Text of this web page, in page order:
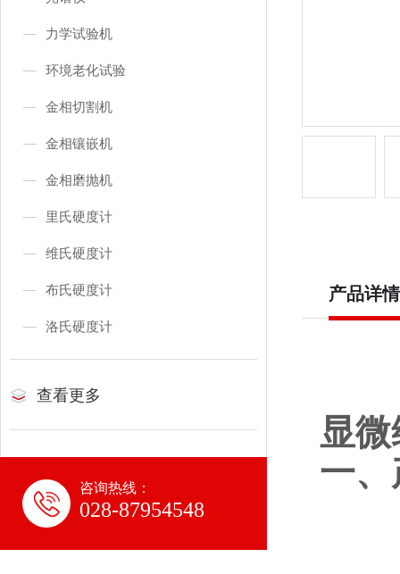
力学试验机
环境老化试验
金相切割机
金相镶嵌机
金相磨抛机
里氏硬度计
维氏硬度计
布氏硬度计
洛氏硬度计
查看更多
咨询热线：
028-87954548
产品详情
显
一